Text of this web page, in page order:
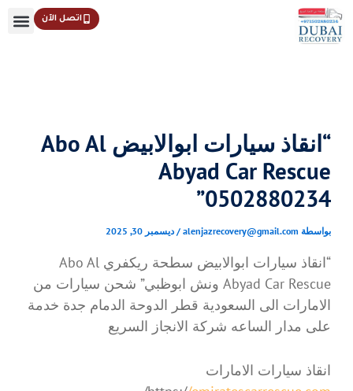
تخطي
إلى
اتصل الآن
“انقاذ سيارات ابوالابيض Abo Al
Abyad Car Rescue
0502880234”
بواسطة alenjazrecovery@gmail.com
/ ديسمبر 30, 2025
“انقاذ سيارات ابوالابيض سطحة ريكفري Abo Al
Abyad Car Rescue ونش ابوظبي” شحن سيارات من
الامارات الى السعودية قطر الدوحة الدمام جدة خدمة
على مدار الساعه شركة الانجاز السريع
انقاذ سيارات الامارات